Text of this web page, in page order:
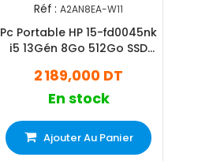
Réf : A2AN8EA-W11
Pc Portable HP 15-fd0045nk
i5 13Gén 8Go 512Go SSD
2 189,000 DT
En stock
Ajouter Au Panier